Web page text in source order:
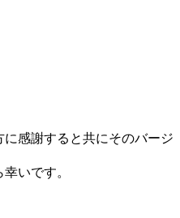
感謝すると共にそのバージ
いです。